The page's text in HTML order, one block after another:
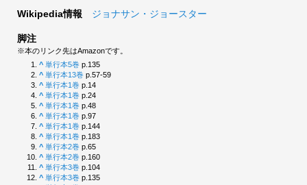
Wikipedia情報 ジョナサン・ジョースター
脚注
※本のリンク先はAmazonです。
^ 単行本5巻p.135
^ 単行本13巻p.57-59
^ 単行本1巻p.14
^ 単行本1巻p.24
^ 単行本1巻p.48
^ 単行本1巻p.97
^ 単行本1巻p.144
^ 単行本1巻p.183
^ 単行本2巻p.65
^ 単行本2巻p.160
^ 単行本3巻p.104
^ 単行本3巻p.135